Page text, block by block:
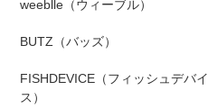
weeblle（ウィーブル）
BUTZ（バッズ）
FISHDEVICE（フィッシュデバイ
ス）